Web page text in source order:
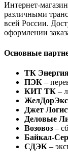
Интернет-
различными
всей России.
оформлении
Основные
ТК
ПЭК –
КИТ ТК –
Джет
Деловые
Возовоз –
Байкал-
СДЭК –